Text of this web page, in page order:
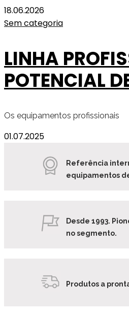
18.06.2026
Sem categoria
LINHA
POTENCIAL
Os equipamentos profissionais
01.07.2025
Referência
equipamentos
Desde 1993.
no segmento.
Produtos a